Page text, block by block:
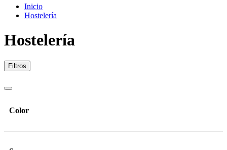
Inicio
Hostelería
Hostelería
Filtros
Color